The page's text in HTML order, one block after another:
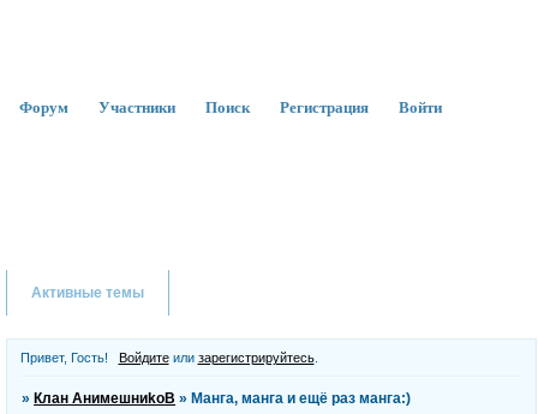
Форум Участники Поиск Регистрация Войти
Активные темы
Привет, Гость! Войдитеили зарегистрируйтесь.
»Клан АнимешниkоВ »Манга, манга и ещё раз манга:)